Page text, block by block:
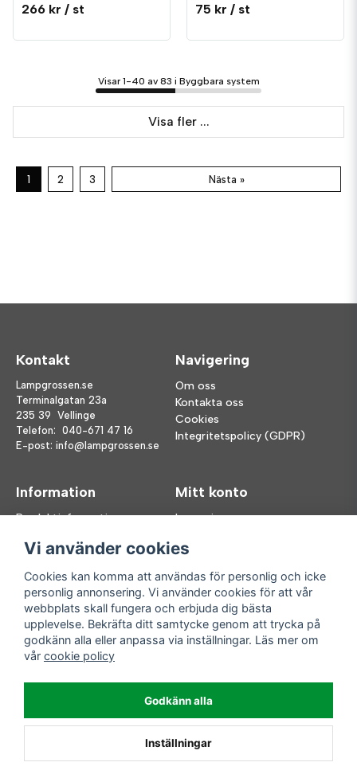
266 kr / st 75 kr / st
Visar 1-40 av 83 i Byggbara system
Visa fler ...
1 2 3 Nästa »
Kontakt
Lampgrossen.se
Terminalgatan 23a
235 39 Vellinge
Telefon: 040-671 47 16
E-post: info@lampgrossen.se
Navigering
Om oss
Kontakta oss
Cookies
Integritetspolicy (GDPR)
Information
Produktinformation
FAQ
Mitt konto
Logga in
Glömt lösenord?
Följ oss
Facebook
Instagram
Handla enkelt
Enkla leveranser
Vi använder cookies
Cookies kan komma att användas för personlig och icke
personlig annonsering. Vi använder cookies för att vår
webbplats skall fungera och erbjuda dig bästa
upplevelse. Bekräfta ditt samtycke genom att trycka på
godkänn alla eller anpassa via inställningar. Läs mer om
vår cookie policy
Godkänn alla
Inställningar